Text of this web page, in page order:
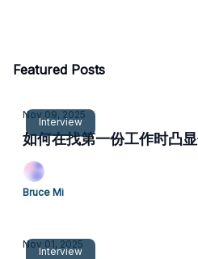
Featured Posts
Interview
Nov 09, 2025
如何在找第一份工作时凸
Bruce Mi
Interview
Nov 01, 2025